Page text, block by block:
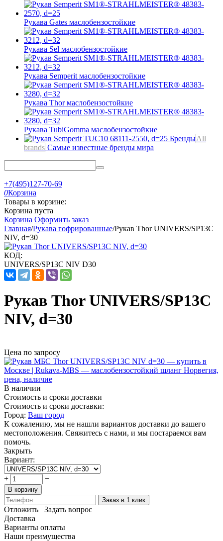
Рукава Gates маслобензостойкие
Рукава Sel маслобензостойкие
Рукава Semperit маслобензостойкие
Рукава Thorмаслобензостойкие
Рукава TubiGomma маслобензостойкие
БрендыAll
brands Самые известные бренды мира
+7(495)127-70-69
0Корзина
Товары в корзине:
Корзина пуста
Корзина Оформить заказ
Главная/Рукава гофрированные/Рукав Thor UNIVERS/SP13C
NIV, d=30
КОД:
UNIVERS/SP13C NIV D30
Рукав Thor UNIVERS/SP13C
NIV, d=30
Цена по запросу
В наличии
Стоимость и сроки доставки
Стоимость и сроки доставки:
Город: Ваш город
К сожалению, мы не нашли вариантов доставки до вашего
местоположения. Свяжитесь с нами, и мы постараемся вам
помочь.
Закрыть
Вариант:
+ −
В корзину
Заказ в 1 клик
Отложить
Задать вопрос
Доставка
Варианты оплаты
Наши преимущества